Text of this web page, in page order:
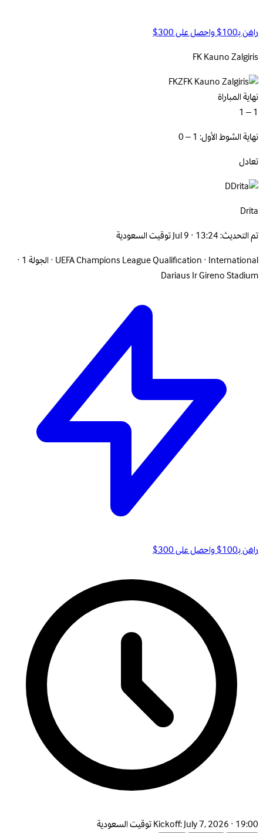
راهن بـ100$ واحصل على 300$
FK KaunoZalgiris
FKZ
نهاية المباراة
1 – 1
نهاية الشوط الأول: 1 – 0
تعادل
D
Drita
تم التحديث:Jul 9 · 13:24 توقيت السعودية
UEFA Champions League Qualification· International
·الجولة 1
·
Dariaus Ir Gireno Stadium
راهن بـ100$ واحصل على 300$
Kickoff:July 7, 2026 · 19:00 توقيت السعودية